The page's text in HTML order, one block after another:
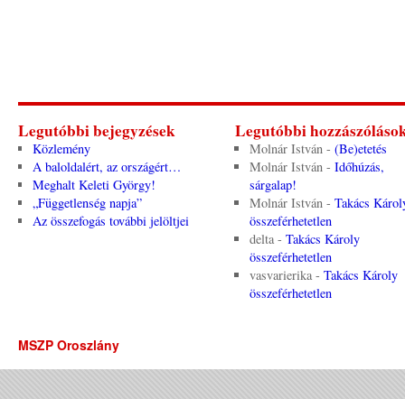
Legutóbbi bejegyzések
Közlemény
A baloldalért, az országért…
Meghalt Keleti György!
„Függetlenség napja”
Az összefogás további jelöltjei
Legutóbbi
Molnár István- (Be)etetés
Molnár István- Időhúzás,
sárgalap!
Molnár István- Takács
összeférhetetlen
delta- Takács Károly
összeférhetetlen
vasvarierika- Takács Károly
összeférhetetlen
MSZP Oroszlány